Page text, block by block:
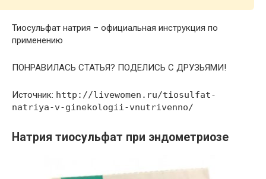
Тиосульфат натрия – официальная инструкция по
применению
ПОНРАВИЛАСЬ СТАТЬЯ? ПОДЕЛИСЬ С ДРУЗЬЯМИ!
Источник: http://livewomen.ru/tiosulfat-
natriya-v-ginekologii-vnutrivenno/
Натрия тиосульфат при эндометриозе